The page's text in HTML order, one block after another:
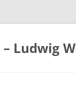
Ludwig